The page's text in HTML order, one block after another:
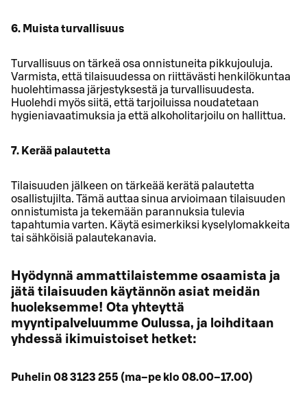
6. Muista turvallisuus
Turvallisuus on tärkeä osa onnistuneita pikkujouluja.
Varmista, että tilaisuudessa on riittävästi henkilökuntaa
huolehtimassa järjestyksestä ja turvallisuudesta.
Huolehdi myös siitä, että tarjoiluissa noudatetaan
hygieniavaatimuksia ja että alkoholitarjoilu on hallittua.
7. Kerää palautetta
Tilaisuuden jälkeen on tärkeää kerätä palautetta
osallistujilta. Tämä auttaa sinua arvioimaan tilaisuuden
onnistumista ja tekemään parannuksia tulevia
tapahtumia varten. Käytä esimerkiksi kyselylomakkeita
tai sähköisiä palautekanavia.
Hyödynnä ammattilaistemme osaamista ja
jätä tilaisuuden käytännön asiat meidän
huoleksemme! Ota yhteyttä
myyntipalveluumme Oulussa, ja loihditaan
yhdessä ikimuistoiset hetket:
Puhelin 08 3123 255 (ma–pe klo 08.00–17.00)